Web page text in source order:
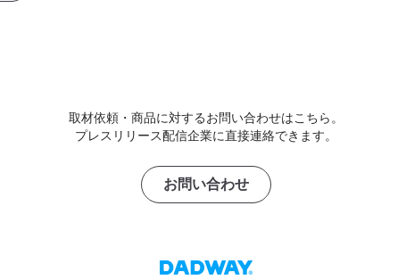
取材依頼・商品に対するお問い合わせはこちら。
プレスリリース配信企業に直接連絡できます。
お問い合わせ